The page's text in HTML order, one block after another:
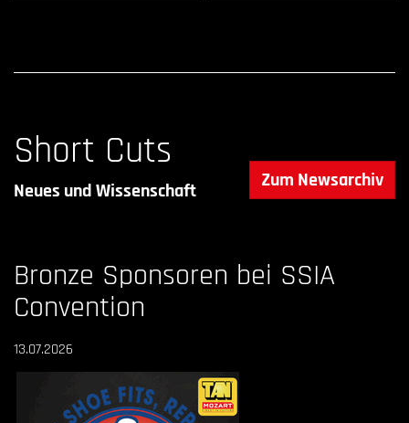
Zum Newsarchiv
Short Cuts
Neues und Wissenschaft
Bronze Sponsoren bei SSIA
Convention
13.07.2026